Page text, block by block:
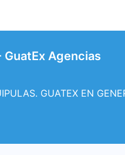
Agencias
GUATEX EN